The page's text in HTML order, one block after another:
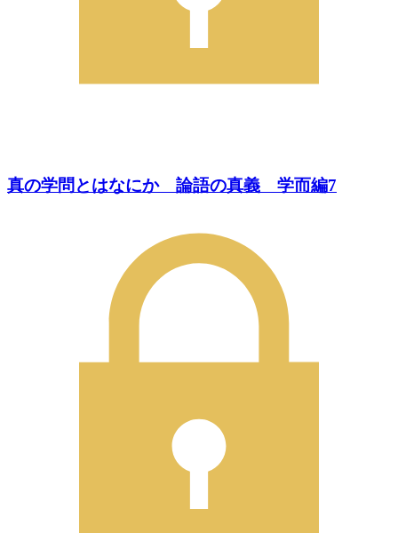
真の学問とはなにか 論語の真義 学而編7